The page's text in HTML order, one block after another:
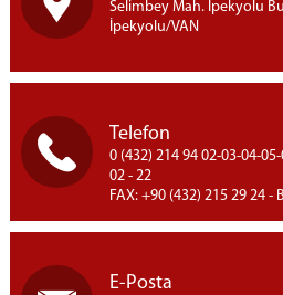
Selimbey Mah. İpekyolu
İpekyolu/VAN
Telefon
0 (432) 214 94 02-03-04-
02 - 22
FAX: +90 (432) 215 29 24 -
E-Posta